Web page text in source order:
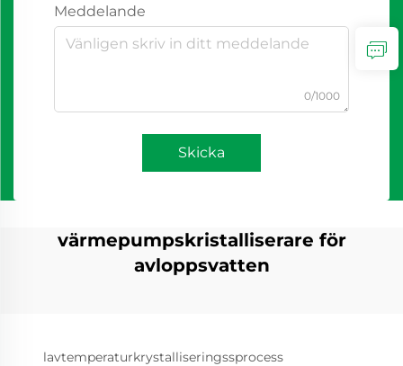
Meddelande
0/1000
Skicka
värmepumpskristalliserare för
avloppsvatten
lavtemperaturkrystalliseringssprocess